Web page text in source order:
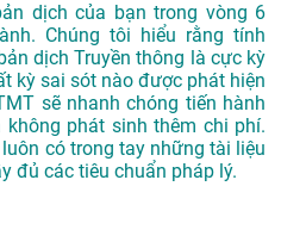
dịch của bạn trong vòng 6
Chúng tôi hiểu rằng tính
dịch Truyền thông là cực kỳ
kỳ sai sót nào được phát hiện
sẽ nhanh chóng tiến hành
phát sinh thêm chi phí.
có trong tay những tài liệu
đủ các tiêu chuẩn pháp lý.